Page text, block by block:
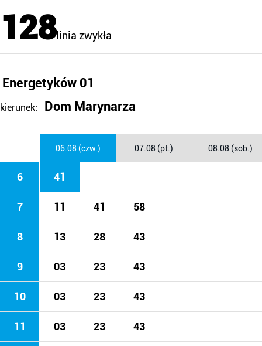
128linia zwykła
Energetyków 01
kierunek: Dom Marynarza
06.08 (czw.) 07.08 (pt.) 08.08 (sob.)
6 41
7 11 41 58
8 13 28 43
9 03 23 43
10 03 23 43
11 03 23 43